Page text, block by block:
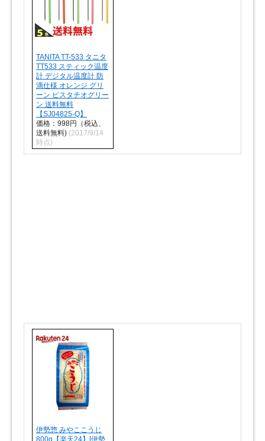
TANITA TT-533 タニタ
TT533 スティック温度
計 デジタル温度計 防
滴仕様 オレンジ グリ
ーン ピスタチオグリー
ン 送料無料
【SJ04825-Q】
価格：998円（税込、
送料無料) (2017/9/14
時点)
伊勢惣 みやここうじ
800g【楽天24】[伊勢